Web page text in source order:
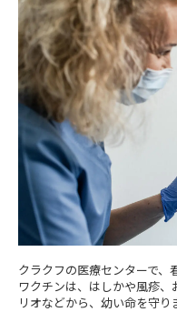
クラクフの医療センターで、
ワクチンは、はしかや風疹
リオなどから、幼い命を守り